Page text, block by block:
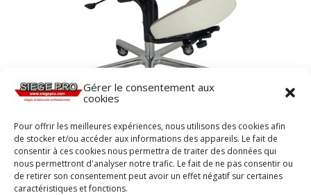
Gérer le consentement aux
cookies
Pour offrir les meilleures expériences, nous utilisons des cookies afin
de stocker et/ou accéder aux informations des appareils. Le fait de
consentir à ces cookies nous permettra de traiter des données qui
nous permettront d'analyser notre trafic. Le fait de ne pas consentir ou
de retirer son consentement peut avoir un effet négatif sur certaines
caractéristiques et fonctions.
Assis à genoux-tibias BLOIS de siegepro.com
avec assise inclinable et translation d’assise